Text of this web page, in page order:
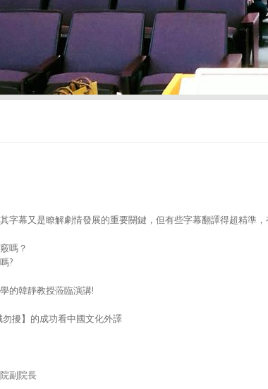
字幕又是瞭解劇情發展的重要關鍵，但有些字幕翻譯得超精準，
嗎？
?
的韓靜教授蒞臨演講!
擾】的成功看中國文化外譯
副院長